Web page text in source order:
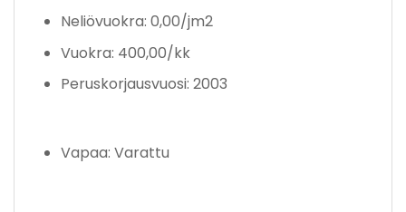
Neliövuokra: 0,00/jm2
Vuokra: 400,00/kk
Peruskorjausvuosi: 2003
Vapaa: Varattu